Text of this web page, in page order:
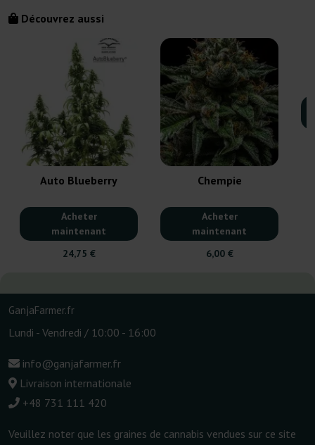
Découvrez aussi
Auto Blueberry
Acheter
maintenant
24,75 €
Chempie
Acheter
maintenant
6,00 €
GanjaFarmer.fr
Lundi - Vendredi / 10:00 - 16:00
info@ganjafarmer.fr
Livraison internationale
+48 731 111 420
Veuillez noter que les graines de cannabis vendues sur ce site